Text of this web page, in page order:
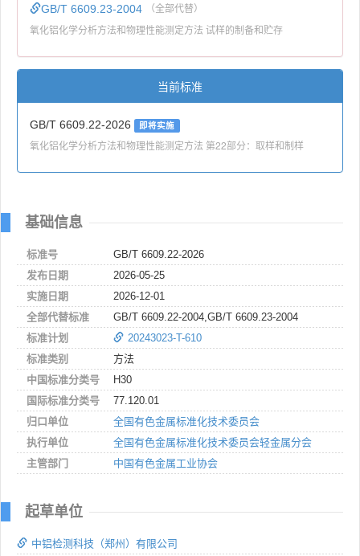
GB/T 6609.23-2004 （全部代替）
氧化铝化学分析方法和物理性能测定方法 试样的制备和贮存
当前标准
GB/T 6609.22-2026 即将实施
氧化铝化学分析方法和物理性能测定方法 第22部分：取样和制样
基础信息
标准号
GB/T 6609.22-2026
发布日期
2026-05-25
实施日期
2026-12-01
全部代替标准
GB/T 6609.22-2004,GB/T 6609.23-2004
标准计划
20243023-T-610
标准类别
方法
中国标准分类号
H30
国际标准分类号
77.120.01
归口单位
全国有色金属标准化技术委员会
执行单位
全国有色金属标准化技术委员会轻金属分会
主管部门
中国有色金属工业协会
起草单位
中铝检测科技（郑州）有限公司